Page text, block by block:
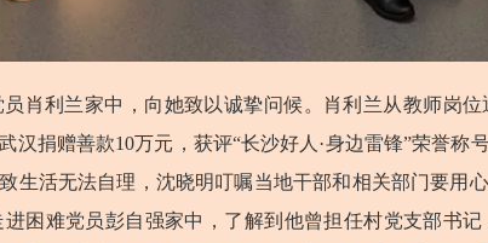
肖利兰家中，向她致以诚挚问候。肖利兰从教师岗位
汉捐赠善款10万元，获评“长沙好人·身边雷锋”荣誉称
生活无法自理，沈晓明叮嘱当地干部和相关部门要用
困难党员彭自强家中，了解到他曾担任村党支部书